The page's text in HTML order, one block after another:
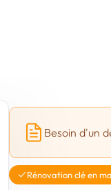
Besoin d'un
Rénovation clé en